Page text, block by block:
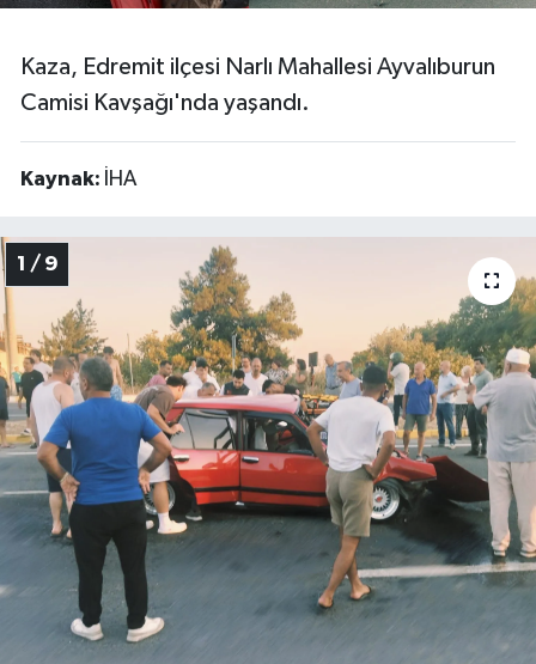
Kaza, Edremit ilçesi Narlı Mahallesi Ayvalıburun
Camisi Kavşağı'nda yaşandı.
Kaynak: İHA
1 / 9
Video